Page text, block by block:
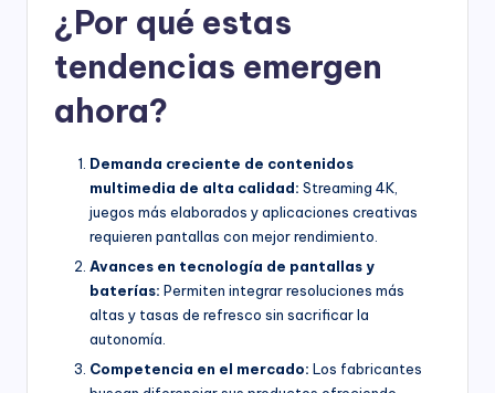
¿Por qué estas
tendencias emergen
ahora?
Demanda creciente de contenidos
multimedia de alta calidad: Streaming 4K,
juegos más elaborados y aplicaciones creativas
requieren pantallas con mejor rendimiento.
Avances en tecnología de pantallas y
baterías: Permiten integrar resoluciones más
altas y tasas de refresco sin sacrificar la
autonomía.
Competencia en el mercado: Los fabricantes